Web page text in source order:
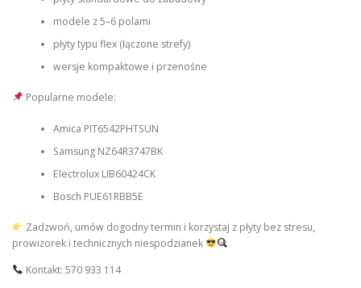
modele z 5–6 polami
płyty typu flex (łączone strefy)
wersje kompaktowe i przenośne
Popularne modele:
Amica PIT6542PHTSUN
Samsung NZ64R3747BK
Electrolux LIB60424CK
Bosch PUE61RBB5E
Zadzwoń, umów dogodny termin i korzystaj z płyty bez stresu,
prowizorek i technicznych niespodzianek
Kontakt: 570 933 114